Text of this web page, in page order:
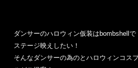
ダンサーのハロウィン仮装はbombshell
ステージ映えしたい！
そんなダンサーの為のとハロウィンコス